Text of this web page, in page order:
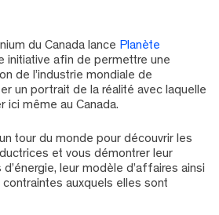
du Canada lance Planète
initiative afin de permettre une
de l’industrie mondiale de
un portrait de la réalité avec laquelle
ici même au Canada.
tour du monde pour découvrir les
et vous démontrer leur
leur modèle d’affaires ainsi
auxquels elles sont